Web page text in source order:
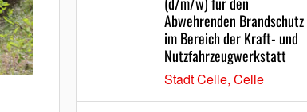
Abwehrenden Brandschutz
im Bereich der Kraft- und
Nutzfahrzeugwerkstatt
Stadt Celle, Celle